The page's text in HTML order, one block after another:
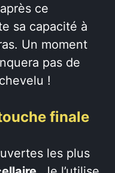
ce
sa capacité à
Un moment
pas de
!
finale
les plus